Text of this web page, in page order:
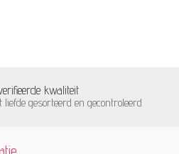
kwaliteit
liefde gesorteerd en gecontroleerd